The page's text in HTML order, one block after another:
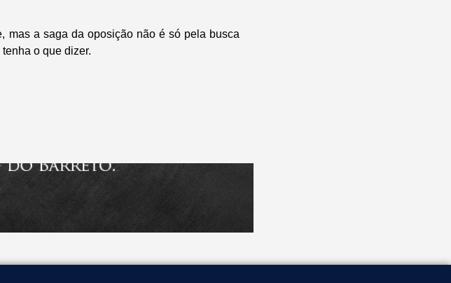
mas a saga da oposição não é só pela busca
o que dizer.